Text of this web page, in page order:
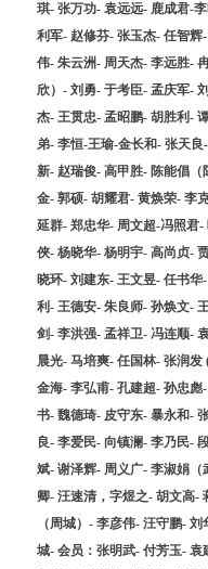
琪- 张万功- 袁远远- 鹿成君-
利军- 赵修芬- 张玉杰- 任智
伟- 朱云洲- 周天杰- 李远胜-
欣）- 刘勇- 于考臣- 孟庆军-
杰- 王贯忠- 孟昭鹏- 胡胜利-
弟- 李恒-王瑜-金长和- 张天
新- 赵瑞俊- 高甲胜- 陈能倡
金- 郭硕- 胡耀君- 黄焕荣- 李
延群- 郑忠华- 周文超-冯照君
俠- 杨晓华- 杨明宇- 高尚贞-
晓环- 刘建东- 王文昱- 任书
利- 王德安- 朱良师- 孙焕文-
剑- 李洪强- 孟祥卫- 冯连顺-
晨光- 马培爽- 任国林- 张润
金海- 李弘甫- 孔建超- 孙忠
书- 魏德琦- 皮守东- 暴永和-
良- 李爱民- 向镇澜- 李乃民-
斌- 谢泽辉- 周义广- 李淑娟
卿- 汪速清，字煜之- 胡文高-
（周城）- 李彦伟- 汪守鹏-
城- 会员：张明武- 付芳玉-